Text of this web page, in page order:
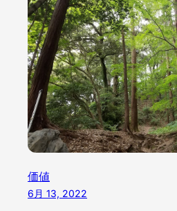
価値
6月 13, 2022